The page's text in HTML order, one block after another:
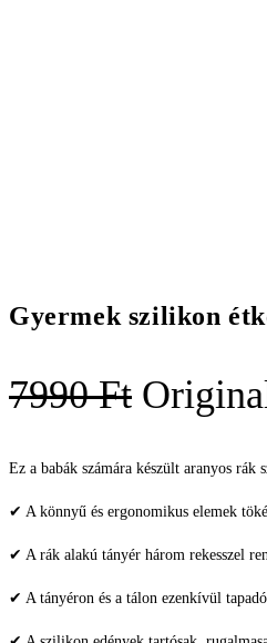
Gyermek szilikon
7990Ft
Ez a babák számára készült aranyos rák
✔ A könnyű és ergonomikus elemek
✔ A rák alakú tányér három rekesszel
✔ A tányéron és a tálon ezenkívül